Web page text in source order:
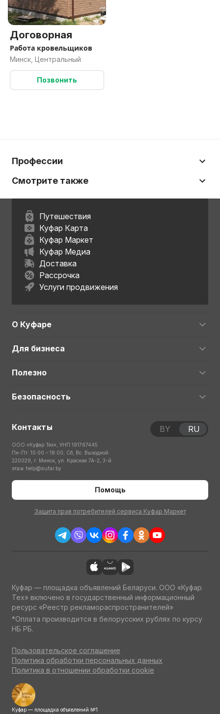
Договорная
Работа кровельщиков
Минск, Центральный
Позвонить
Профессии
Смотрите также
Путешествия
Куфар Карта
Куфар Маркет
Куфар Медиа
Доставка
Рассрочка
Услуги продвижения
О Куфаре
Для бизнеса
Полезно
Безопасность
Контакты
ООО «Куфар Тех», УНП 191767445
Пн-Пт: 10:00 – 18:00; Сб, Вс: Выходной
220029, г. Минск, ул. Красная 7А-2, 3-й
этаж help@kufar.by
Помощь
Защита прав потребителей сервиса Куфар Маркет
BY RU
Куфар — площадка объявлений Беларуси. ООО «Куфар
Тех» включено в государственный информационный
ресурс «Реестр рекламораспространителей»
*Оплата производится в белорусских рублях по курсу
НБ РБ.
Пользовательское соглашение
Политика обработки персональных данных
Политика в отношении обработки cookie
Куфар — площадка объявлений №1